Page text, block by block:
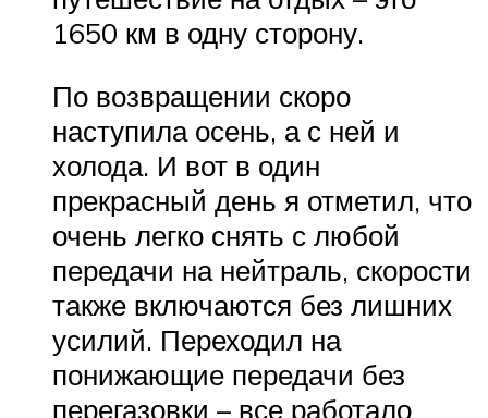
1650 км в одну сторону.
По возвращении скоро
наступила осень, а с ней и
холода. И вот в один
прекрасный день я отметил, что
очень легко снять с любой
передачи на нейтраль, скорости
также включаются без лишних
усилий. Переходил на
понижающие передачи без
перегазовки – все работало